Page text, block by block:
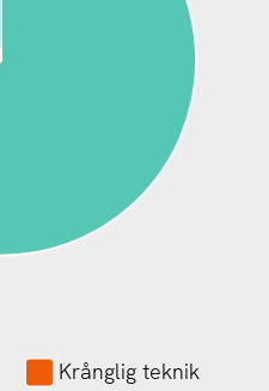
Krånglig teknik